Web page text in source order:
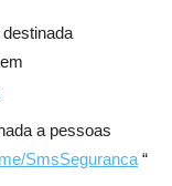
a pessoas
SmsSeguranca “